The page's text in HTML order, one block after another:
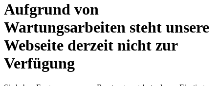
Aufgrund von
Wartungsarbeiten steht unsere
Webseite derzeit nicht zur
Verfügung